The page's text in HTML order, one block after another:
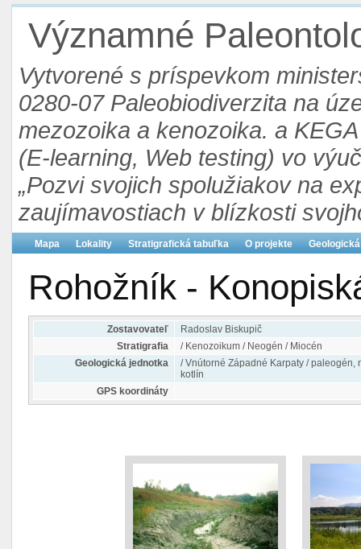
Významné
Vytvorené s príspevkom
0280-07 Paleobiodiverzita na
mezozoika a kenozoika. a
(E-learning, Web testing) vo
„Pozvi svojich spolužiakov na
zaujímavostiach v blízkosti
Mapa Lokality Stratigrafická tabuľka O projekte
Rohožník -
Zostavovateľ
Radoslav Biskupič
Stratigrafia
/ Kenozoikum / Neogén / Miocén
Geologická jednotka
/ Vnútorné Západné Karpaty / paleogén,
kotlín
GPS koordináty